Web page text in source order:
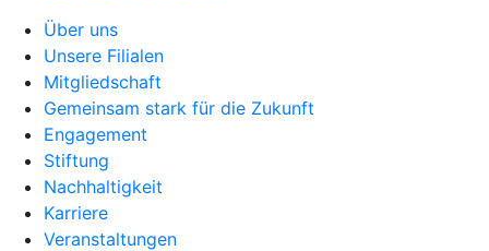
Über uns
Unsere Filialen
Mitgliedschaft
Gemeinsam stark für die Zukunft
Engagement
Stiftung
Nachhaltigkeit
Karriere
Veranstaltungen